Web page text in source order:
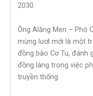
2030.
Ông Alăng Men – Phó
mừng lươl mới là một
đồng bào Cơ Tu, đánh
đồng làng trong việc
truyền thống.